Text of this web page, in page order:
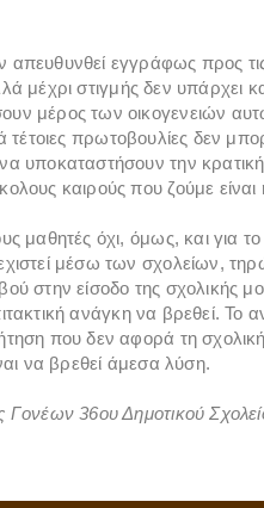
εγγράφως προς
μέχρι στιγμής δεν υπάρχει
μέρος των οικογενειών
τέτοιες πρωτοβουλίες δεν
υποκαταστήσουν την
καιρούς που ζούμε
μαθητές όχι, όμως, και για
μέσω των σχολείων,
στην είσοδο της σχολικής
ανάγκη να βρεθεί. Το
που δεν αφορά τη
να βρεθεί άμεσα λύση.
Γονέων 36ου Δημοτικού